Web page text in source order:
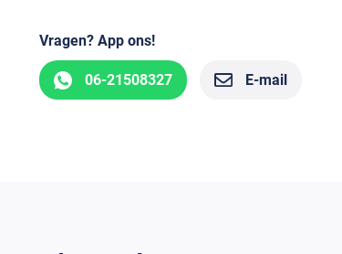
Vragen? App ons!
06-21508327 E-mail